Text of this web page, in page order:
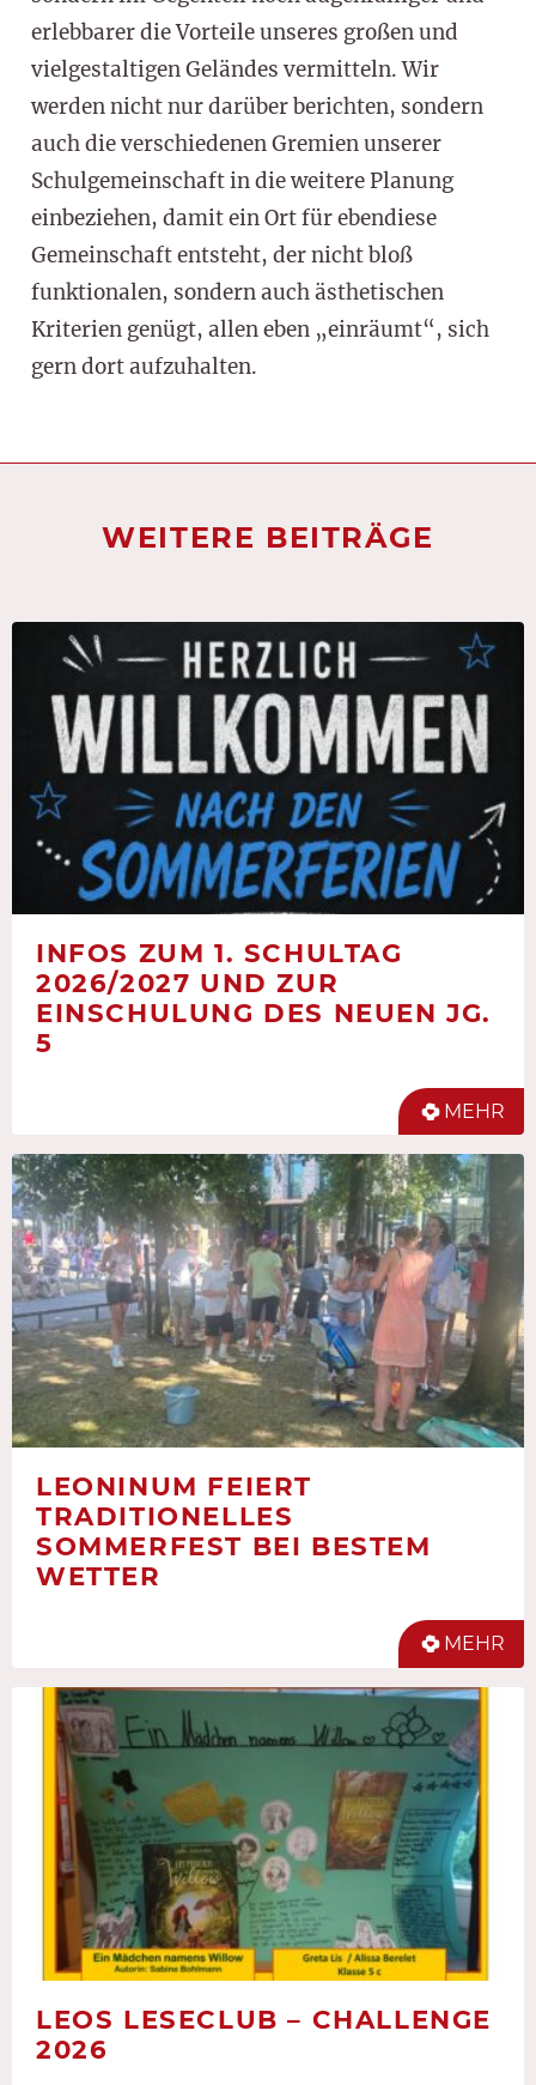
erlebbarer die Vorteile unseres großen und
vielgestaltigen Geländes vermitteln. Wir
werden nicht nur darüber berichten, sondern
auch die verschiedenen Gremien unserer
Schulgemeinschaft in die weitere Planung
einbeziehen, damit ein Ort für ebendiese
Gemeinschaft entsteht, der nicht bloß
funktionalen, sondern auch ästhetischen
Kriterien genügt, allen eben „einräumt“, sich
gern dort aufzuhalten.
WEITERE BEITRÄGE
INFOS ZUM 1. SCHULTAG
2026/2027 UND ZUR
EINSCHULUNG DES NEUEN JG.
5
MEHR
LEONINUM FEIERT
TRADITIONELLES
SOMMERFEST BEI BESTEM
WETTER
MEHR
LEOS LESECLUB – CHALLENGE
2026